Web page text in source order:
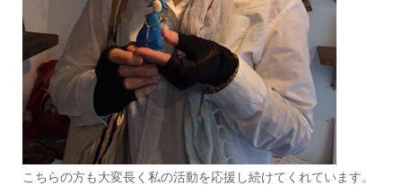
こちらの方も大変長く私の活動を応援し続けてくれています。